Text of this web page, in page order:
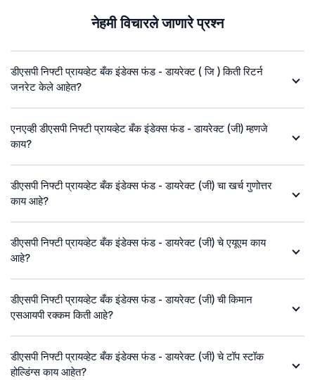
नेहमी विचारले जाणारे प्रश्न
डीएसपी निफ्टी प्रायव्हेट बँक इंडेक्स फंड - डायरेक्ट ( जि ) किती रिटर्न
जनरेट केले आहेत?
एनएव्ही डीएसपी निफ्टी प्रायव्हेट बँक इंडेक्स फंड - डायरेक्ट (जी) म्हणजे
काय?
डीएसपी निफ्टी प्रायव्हेट बँक इंडेक्स फंड - डायरेक्ट (जी) चा खर्च गुणोत्तर
काय आहे?
डीएसपी निफ्टी प्रायव्हेट बँक इंडेक्स फंड - डायरेक्ट (जी) चे एयूएम काय
आहे?
डीएसपी निफ्टी प्रायव्हेट बँक इंडेक्स फंड - डायरेक्ट (जी) ची किमान
एसआयपी रक्कम किती आहे?
डीएसपी निफ्टी प्रायव्हेट बँक इंडेक्स फंड - डायरेक्ट (जी) चे टॉप स्टॉक
होल्डिंग्स काय आहेत?